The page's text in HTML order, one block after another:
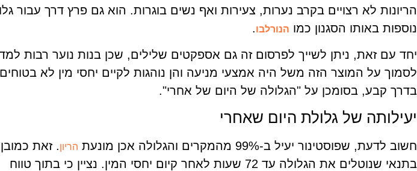
הריונות לא רצויים בקרב נערות, צעירות ואף נשים בוגרות. הוא גם פרץ דרך עבור
נוספות באותו הסגנון כמו הנורלבו.
יחד עם זאת, ניתן לשייך לפרסום זה גם אספקטים שלילים, שכן בנות נוער רבות
לסמוך על המוצר הזה משל היה אמצעי מניעה והן נוהגות לקיים יחסי מין לא בטוחים
בדרך קבע, בסומכן על "הגלולה של היום של אחרי".
יעילותה של גלולת היום שאחרי
חשוב לדעת, שפוסטינור יעיל ב-99% מהמקרים והגלולה אכן מונעת הריון. זאת כמובן
בתנאי שנוטלים את הגלולה עד 72 שעות לאחר קיום יחסי המין. נציין כי בתוך טווח